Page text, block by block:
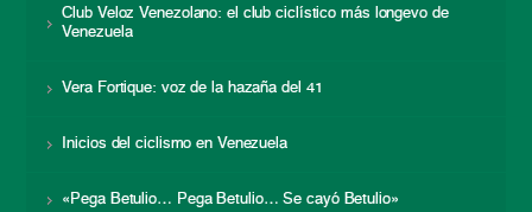
Club Veloz Venezolano: el club ciclístico más longevo de
Venezuela
Vera Fortique: voz de la hazaña del 41
Inicios del ciclismo en Venezuela
«Pega Betulio… Pega Betulio… Se cayó Betulio»